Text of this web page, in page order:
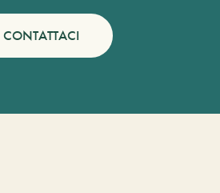
CONTATTACI